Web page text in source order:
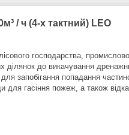
/ ч (4-х тактний) LEO
господарства,
ділянок до викачування
запобігання попадання
гасіння пожеж, а також